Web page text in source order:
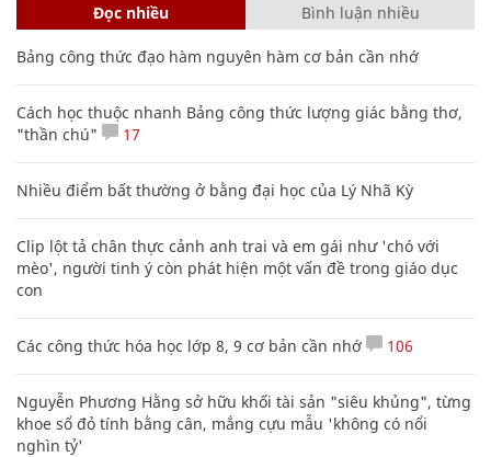
Đọc nhiều Bình luận nhiều
Bảng công thức đạo hàm nguyên hàm cơ bản cần nhớ
Cách học thuộc nhanh Bảng công thức lượng giác bằng thơ,
"thần chú"
17
Nhiều điểm bất thường ở bằng đại học của Lý Nhã Kỳ
Clip lột tả chân thực cảnh anh trai và em gái như 'chó với
mèo', người tinh ý còn phát hiện một vấn đề trong giáo dục
con
Các công thức hóa học lớp 8, 9 cơ bản cần nhớ 106
Nguyễn Phương Hằng sở hữu khối tài sản "siêu khủng", từng
khoe sổ đỏ tính bằng cân, mắng cựu mẫu 'không có nổi
nghìn tỷ'